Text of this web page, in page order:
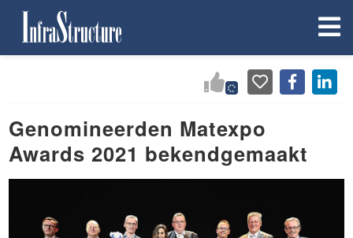
Genomineerden Matexpo
Awards 2021 bekendgemaakt